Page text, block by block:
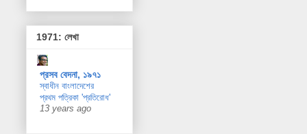
1971: লেখা
প্রসব বেদনা, ১৯৭১
স্বাধীন বাংলাদেশের
প্রথম পত্রিকা 'প্রতিরোধ'
13 years ago